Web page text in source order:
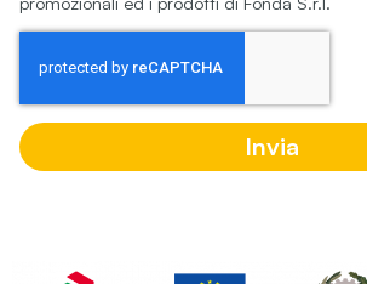
Invia